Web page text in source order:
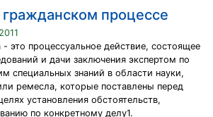
гражданском процессе
- это процессуальное действие, состоящее
и дачи заключения экспертом по
специальных знаний в области науки,
ремесла, которые поставлены перед
установления обстоятельств,
по конкретному делу1.